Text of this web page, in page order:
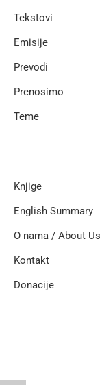
Tekstovi
Emisije
Prevodi
Prenosimo
Teme
Knjige
English Summary
O nama / About Us
Kontakt
Donacije